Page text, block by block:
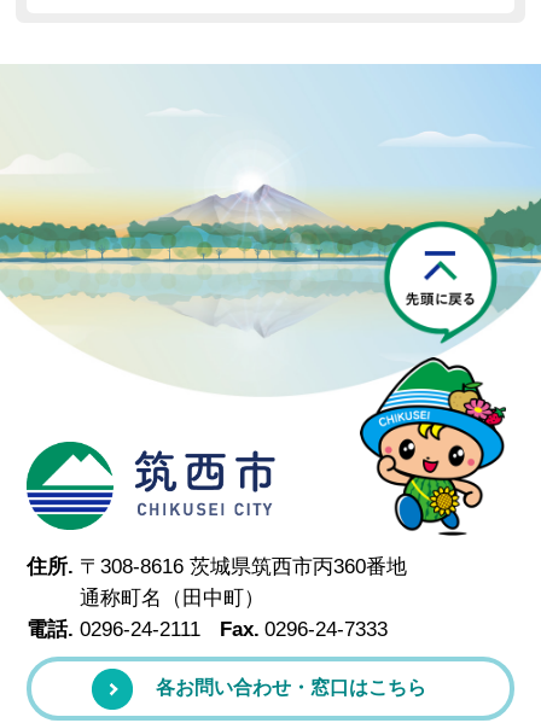
筑西市
住所. 〒308-8616 茨城県筑西市丙360番地
通称町名（田中町）
電話. 0296-24-2111 Fax. 0296-24-7333
各お問い合わせ・窓口はこちら